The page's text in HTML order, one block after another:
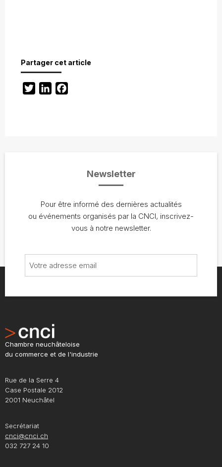
Partager cet article
TwitterLinkedIn
Newsletter
Pour être informé des dernières actualités
ou événements organisés par la CNCI, inscrivez-
vous à notre newsletter.
Chambre neuchâteloise
du commerce et de l'industrie
Rue de la Serre 4
Case Postale 2012
2001 Neuchâtel
Secrétariat
cnci@cnci.ch
032 727 24 10